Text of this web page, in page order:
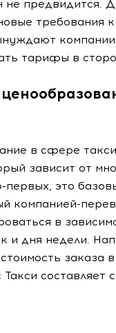
не предвидится.
требования
компании
тарифы в
в сфере
зависит от
это
компанией-
в
и дня недели.
заказа
составляет